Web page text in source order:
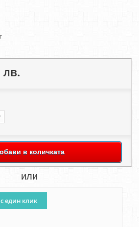
лв.
в количката
или
един клик